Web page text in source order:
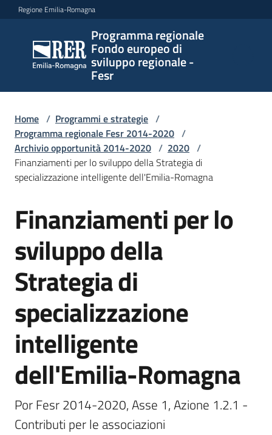
Vai al contenuto
Vai alla navigazione
Vai al footer
Regione Emilia-Romagna
Programma regionale
Fondo europeo di
sviluppo regionale -
Fesr
Programma
regionale
Fondo
europeo di
regionale -
Fesr
Programmi
e
Opportunità
Progetti
e
Servizi
Home / Programmi e strategie /
Programma regionale Fesr 2014-2020 /
Archivio opportunità 2014-2020 / 2020 /
Finanziamenti per lo sviluppo della Strategia di
specializzazione intelligente dell'Emilia-Romagna
Salta al contenuto
Finanziamenti per lo
sviluppo della
Strategia di
specializzazione
intelligente
dell'Emilia-Romagna
Por Fesr 2014-2020, Asse 1, Azione 1.2.1 -
Contributi per le associazioni